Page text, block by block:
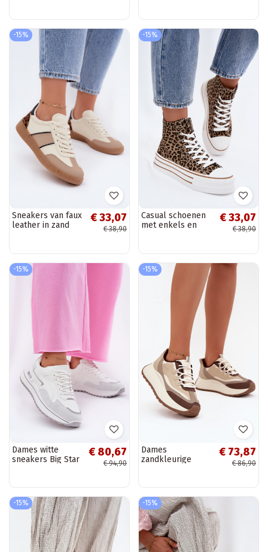
-15%
Sneakers van faux
leather in zand
€ 33,07
€ 38,90
-15%
Casual schoenen
met enkels en
€ 33,07
€ 38,90
-15%
Dames witte
sneakers Big Star
€ 80,67
€ 94,90
-15%
Dames
zandkleurige
SYSTEM
€ 73,87
€ 86,90
-15% -15%